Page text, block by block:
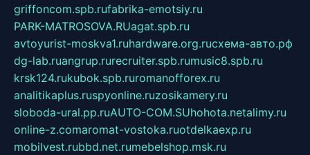
griffoncom.spb.rufabrika-emotsiy.ru
PARK-MATROSOVA.RUagat.spb.ru
avtoyurist-moskva1.ruhardware.org.ruсхема-авто.рф
dg-lab.ruangrup.rurecruiter.spb.rumusic8.spb.ru
krsk124.rukubok.spb.ruromanofforex.ru
analitikaplus.ruspyonline.ruzosikamery.ru
sloboda-ural.pp.ruAUTO-COM.SUhohota.netalimy.ru
online-z.comaromat-vostoka.ruotdelkaexp.ru
mobilvest.rubbd.net.rumebelshop.msk.ru